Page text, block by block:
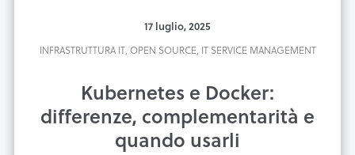
17 luglio, 2025
INFRASTRUTTURA IT, OPEN SOURCE, IT SERVICE MANAGEMENT
Kubernetes e Docker:
differenze, complementarità e
quando usarli